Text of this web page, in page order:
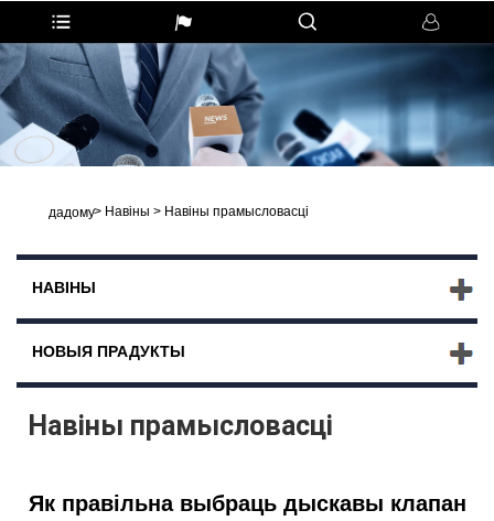
дадому> Навіны > Навіны прамысловасці
НАВІНЫ
НОВЫЯ ПРАДУКТЫ
Навіны прамысловасці
Як правільна выбраць дыскавы клапан